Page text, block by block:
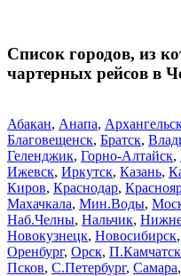
Список городов, из
чартерных рейсов в
Абакан, Анапа,
Благовещенск, Братск,
Геленджик, Горно-Алтайск,
Ижевск, Иркутск, Казань,
Киров, Краснодар,
Махачкала, Мин.Воды,
Наб.Челны, Нальчик,
Новокузнецк, Новосибирск,
Оренбург, Орск,
Псков, С.Петербург, Самара,